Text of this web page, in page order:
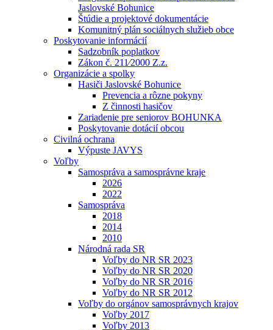
Jaslovské Bohunice
Štúdie a projektové dokumentácie
Komunitný plán sociálnych služieb obce
Poskytovanie informácií
Sadzobník poplatkov
Zákon č. 211⁄2000 Z.z.
Organizácie a spolky
Hasiči Jaslovské Bohunice
Prevencia a rôzne pokyny
Z činnosti hasičov
Zariadenie pre seniorov BOHUNKA
Poskytovanie dotácií obcou
Civilná ochrana
Výpuste JAVYS
Voľby
Samospráva a samosprávne kraje
2026
2022
Samospráva
2018
2014
2010
Národná rada SR
Voľby do NR SR 2023
Voľby do NR SR 2020
Voľby do NR SR 2016
Voľby do NR SR 2012
Voľby do orgánov samosprávnych krajov
Voľby 2017
Voľby 2013